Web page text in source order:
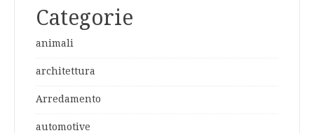
Categorie
animali
architettura
Arredamento
automotive